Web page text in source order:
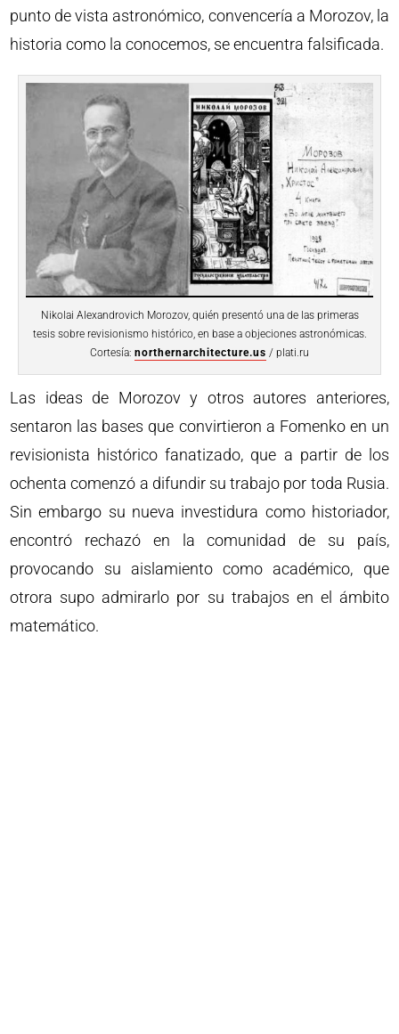
punto de vista astronómico, convencería a Morozov, la
historia como la conocemos, se encuentra falsificada.
Nikolai Alexandrovich Morozov, quién presentó una de las primeras
tesis sobre revisionismo histórico, en base a objeciones astronómicas.
Cortesía: northernarchitecture.us / plati.ru
Las ideas de Morozov y otros autores anteriores,
sentaron las bases que convirtieron a Fomenko en un
revisionista histórico fanatizado, que a partir de los
ochenta comenzó a difundir su trabajo por toda Rusia.
Sin embargo su nueva investidura como historiador,
encontró rechazó en la comunidad de su país,
provocando su aislamiento como académico, que
otrora supo admirarlo por su trabajos en el ámbito
matemático.